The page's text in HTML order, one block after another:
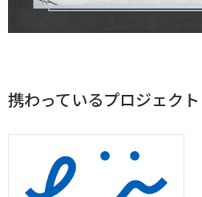
携わっているプロジェクト